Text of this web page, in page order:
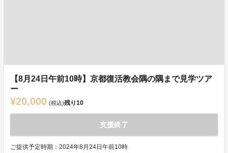
【8月24日午前10時】京都復活教会隅の隅まで見学ツア
ー
¥20,000 (税込)残り10
支援終了
ご提供予定時期：2024年8月24日午前10時